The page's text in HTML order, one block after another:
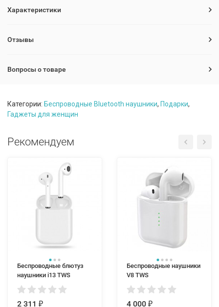
Характеристики
Отзывы
Вопросы о товаре
Категории: Беспроводные Bluetooth наушники, Подарки,
Гаджеты для женщин
Рекомендуем
Беспроводные блютуз
наушники i13 TWS
2 311 ₽
Беспроводные наушники
V8 TWS
4 000 ₽